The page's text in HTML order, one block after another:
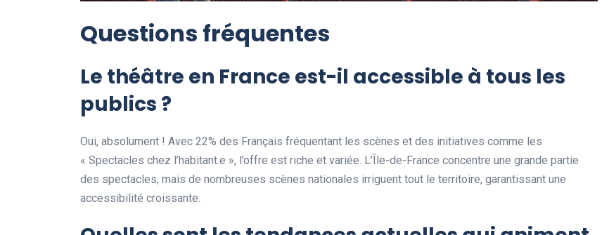
Questions fréquentes
Le théâtre en France est-il accessible à tous les
publics ?
Oui, absolument ! Avec 22% des Français fréquentant les scènes et des initiatives comme les
« Spectacles chez l’habitant.e », l’offre est riche et variée. L’Île-de-France concentre une grande partie
des spectacles, mais de nombreuses scènes nationales irriguent tout le territoire, garantissant une
accessibilité croissante.